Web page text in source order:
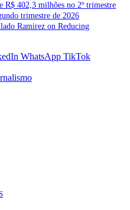
R$ 402,3 milhões no 2º trimestre
trimestre de 2026
Ramirez on Reducing
WhatsApp TikTok